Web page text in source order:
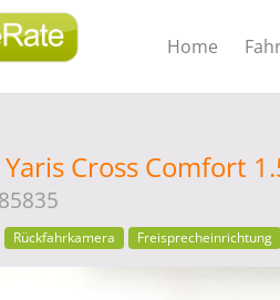
Home
Cross Comfort
Rückfahrkamera Freisprecheinrichtung